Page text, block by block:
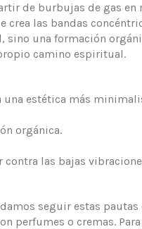
de burbujas de gas
las bandas
una formación
camino espiritual.
estética más
orgánica.
las bajas
seguir estas
perfumes o cremas.